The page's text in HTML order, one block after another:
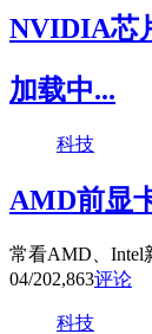
NVIDIA芯
加载中...
科技
AMD前显
常看AMD、Intel
04/202,863评论
科技